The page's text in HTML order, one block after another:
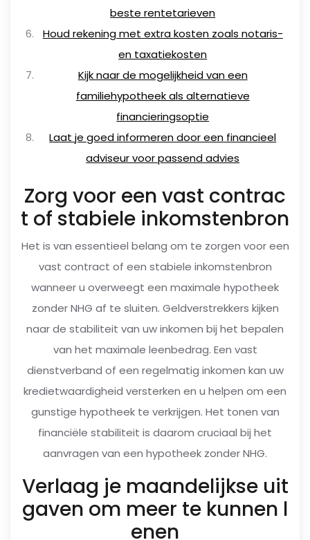
beste rentetarieven
Houd rekening met extra kosten zoals notaris-
en taxatiekosten
Kijk naar de mogelijkheid van een
familiehypotheek als alternatieve
financieringsoptie
Laat je goed informeren door een financieel
adviseur voor passend advies
Zorg voor een vast contrac
t of stabiele inkomstenbron
Het is van essentieel belang om te zorgen voor een
vast contract of een stabiele inkomstenbron
wanneer u overweegt een maximale hypotheek
zonder NHG af te sluiten. Geldverstrekkers kijken
naar de stabiliteit van uw inkomen bij het bepalen
van het maximale leenbedrag. Een vast
dienstverband of een regelmatig inkomen kan uw
kredietwaardigheid versterken en u helpen om een
gunstige hypotheek te verkrijgen. Het tonen van
financiële stabiliteit is daarom cruciaal bij het
aanvragen van een hypotheek zonder NHG.
Verlaag je maandelijkse uit
gaven om meer te kunnen l
enen